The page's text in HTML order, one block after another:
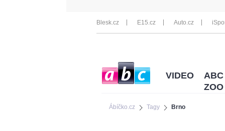
Blesk.cz E15.cz Auto.cz
Ábíčko.cz Tagy Brno
VIDEO
ABC
ZOO